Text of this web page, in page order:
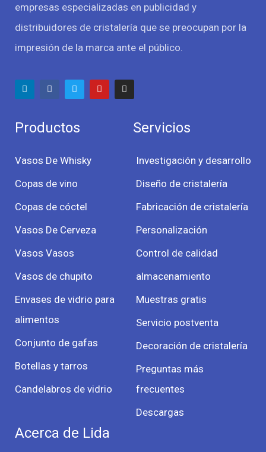
empresas especializadas en publicidad y
distribuidores de cristalería que se preocupan por la
impresión de la marca ante el público.
Productos
Vasos De Whisky
Copas de vino
Copas de cóctel
Vasos De Cerveza
Vasos Vasos
Vasos de chupito
Envases de vidrio para
alimentos
Conjunto de gafas
Botellas y tarros
Candelabros de vidrio
Servicios
Investigación y desarrollo
Diseño de cristalería
Fabricación de cristalería
Personalización
Control de calidad
almacenamiento
Muestras gratis
Servicio postventa
Decoración de cristalería
Preguntas más
frecuentes
Descargas
Acerca de Lida